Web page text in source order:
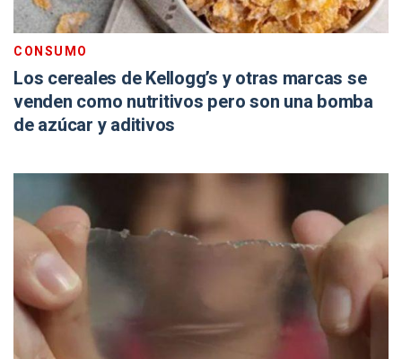
CONSUMO
Los cereales de Kellogg’s y otras marcas se
venden como nutritivos pero son una bomba
de azúcar y aditivos